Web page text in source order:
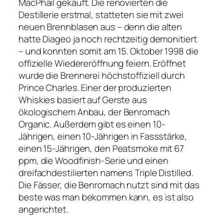
Destillerie erstmal, statteten sie mit zwei
neuen Brennblasen aus – denn die alten
hatte Diageo ja noch rechtzeitig demonitiert
– und konnten somit am 15. Oktober 1998 die
offizielle Wiedereröffnung feiern. Eröffnet
wurde die Brennerei höchstoffiziell durch
Prince Charles. Einer der produzierten
Whiskies basiert auf Gerste aus
ökologischem Anbau, der Benromach
Organic. Außerdem gibt es einen 10-
Jährigen, einen 10-Jährigen in Fassstärke,
einen 15-Jährigen, den Peatsmoke mit 67
ppm, die Woodfinish-Serie und einen
dreifachdestilierten namens Triple Distilled.
Die Fässer, die Benromach nutzt sind mit das
beste was man bekommen kann, es ist also
angerichtet.